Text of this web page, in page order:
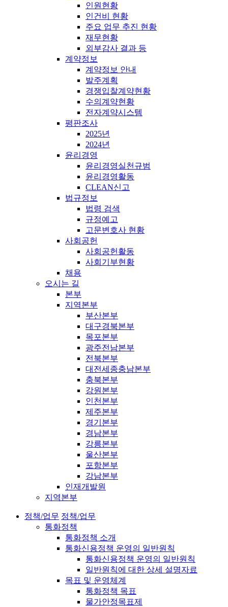
인원현황
인건비 현황
주요 업무 추진 현황
재무현황
외부감사 결과 등
계약정보
계약정보 안내
발주계획
경쟁입찰계약현황
수의계약현황
전자계약시스템
평판조사
2025년
2024년
윤리경영
윤리경영실천규범
윤리경영활동
CLEAN신고
법규정보
법령 검색
규정예고
고문변호사 현황
사회공헌
사회공헌활동
사회기부현황
채용
오시는 길
본부
지역본부
부산본부
대구경북본부
목포본부
광주전남본부
전북본부
대전세종충남본부
충북본부
강원본부
인천본부
제주본부
경기본부
경남본부
강릉본부
울산본부
포항본부
강남본부
인재개발원
지역본부
정책/업무 정책/업무
통화정책
통화정책 소개
통화신용정책 운영의 일반원칙
통화신용정책 운영의 일반원칙
일반원칙에 대한 상세 설명자료
목표 및 운영체계
통화정책 목표
물가안정목표제